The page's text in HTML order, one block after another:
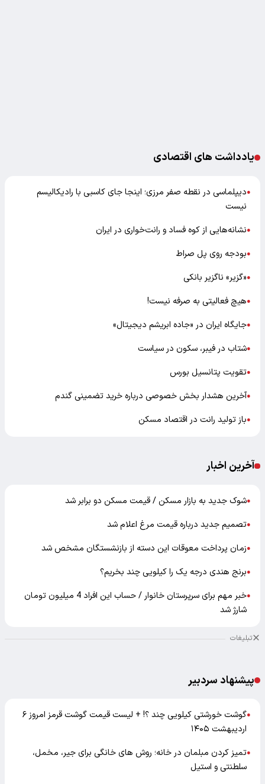
یادداشت های اقتصادی
●دیپلماسی در نقطه صفر مرزی؛ اینجا جای کاسبی با رادیکالیسم
نیست
●نشانه‌هایی از کوه فساد و رانت‌خواری در ایران
●بودجه روی پل صراط
●«گزیر» ناگزیر بانکی
●هیچ فعالیتی به صرفه نیست!
●جایگاه ایران در «جاده ابریشم دیجیتال»
●شتاب در فیبر، سکون در سیاست
●تقویت پتانسیل بورس
●آخرین هشدار بخش خصوصی درباره خرید تضمینی گندم
●باز تولید رانت در اقتصاد مسکن
آخرین اخبار
●شوک جدید به بازار مسکن / قیمت مسکن دو برابر شد
●تصمیم جدید درباره قیمت مرغ اعلام شد
●زمان پرداخت معوقات این دسته از بازنشستگان مشخص شد
●برنج هندی درجه یک را کیلویی چند بخریم؟
●
خبر مهم برای سرپرستان خانوار / حساب این افراد 4 میلیون تومان
شارژ شد
تبلیغات
پیشنهاد سردبیر
●
گوشت خورشتی کیلویی چند ؟! + لیست قیمت گوشت قرمز امروز ۶
اردیبهشت ۱۴۰۵
●تمیز کردن مبلمان در خانه؛ روش های خانگی برای جیر، مخمل،
سلطنتی و استیل